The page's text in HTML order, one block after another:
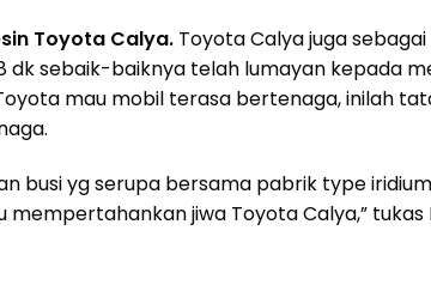
Toyota Calya. Toyota Calya juga
dk sebaik-baiknya telah lumayan kepada
mau mobil terasa bertenaga, inilah
busi yg serupa bersama pabrik type
jiwa Toyota Calya,”